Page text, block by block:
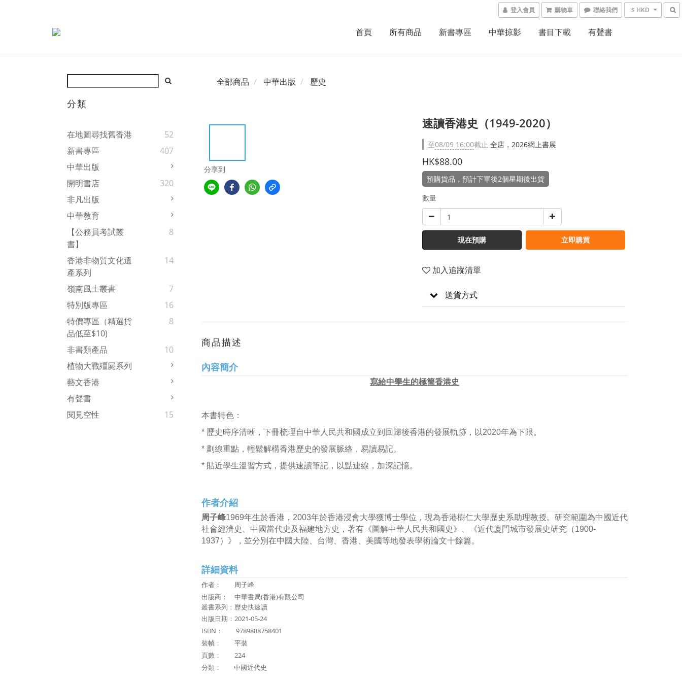
登入會員 購物車 聯絡我們 $ HKD
首頁 所有商品 新書專區 中華掠影 書目下載 有聲書
分類
在地圖尋找舊香港
52
新書專區
407
中華出版
開明書店
320
非凡出版
中華教育
【公務員考試叢
書】
8
香港非物質文化遺
產系列
14
嶺南風土叢書
7
特別版專區
16
特價專區（精選貨
品低至$10)
8
非書類產品
10
植物大戰殭屍系列
藝文香港
有聲書
閱見空性
15
全部商品 中華出版 歷史
分享到
速讀香港史（1949-2020）
至08/09 16:00截止 全店，2026網上書展
HK$88.00
預購貨品，預計下單後2個星期後出貨
數量
現在預購 立即購買
加入追蹤清單
送貨方式
商品描述
內容簡介
寫給中學生的極簡香港史
本書特色：
* 歷史時序清晰，下冊梳理自中華人民共和國成立到回歸後香港的發展軌跡，以2020年為下限。
* 劃線重點，輕鬆解構香港歷史的發展脈絡，易讀易記。
* 貼近學生溫習方式，提供速讀筆記，以點連線，加深記憶。
作者介紹
周子峰1969年生於香港，2003年於香港浸會大學獲博士學位，現為香港樹仁大學歷史系助理教授。研究範圍為中國近代
社會經濟史、中國當代史及福建地方史，著有《圖解中華人民共和國史》、《近代廈門城市發展史研究（1900-
1937）》，並分別在中國大陸、台灣、香港、美國等地發表學術論文十餘篇。
詳細資料
作者： 周子峰
出版商： 中華書局(香港)有限公司
叢書系列：歷史快速讀
出版日期：2021-05-24
ISBN： 9789888758401
裝幀： 平裝
頁數： 224
分類：
中國近代史